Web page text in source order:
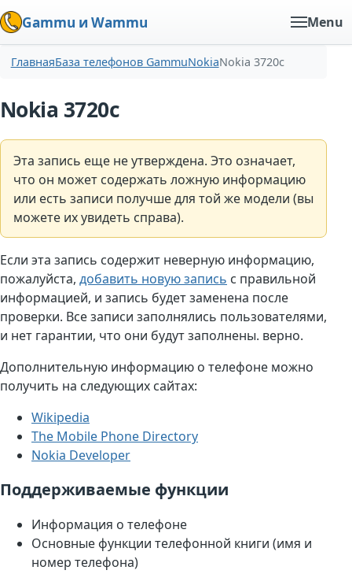
Gammu и Wammu Menu
ГлавнаяБаза телефонов GammuNokiaNokia 3720c
Nokia 3720c
Эта запись еще не утверждена. Это означает,
что он может содержать ложную информацию
или есть записи получше для той же модели (вы
можете их увидеть справа).
Если эта запись содержит неверную информацию,
пожалуйста, добавить новую запись с правильной
информацией, и запись будет заменена после
проверки. Все записи заполнялись пользователями,
и нет гарантии, что они будут заполнены. верно.
Дополнительную информацию о телефоне можно
получить на следующих сайтах:
Wikipedia
The Mobile Phone Directory
Nokia Developer
Поддерживаемые функции
Информация о телефоне
Основные функции телефонной книги (имя и
номер телефона)